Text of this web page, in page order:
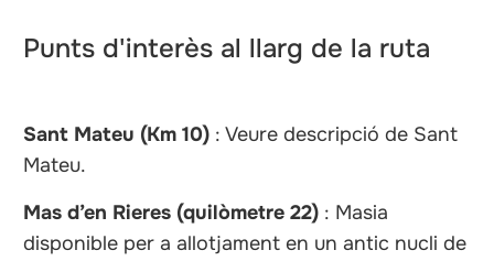
Punts d'interès al llarg de la ruta
Sant Mateu (Km 10) : Veure descripció de Sant
Mateu.
Mas d’en Rieres (quilòmetre 22) : Masia
disponible per a allotjament en un antic nucli de